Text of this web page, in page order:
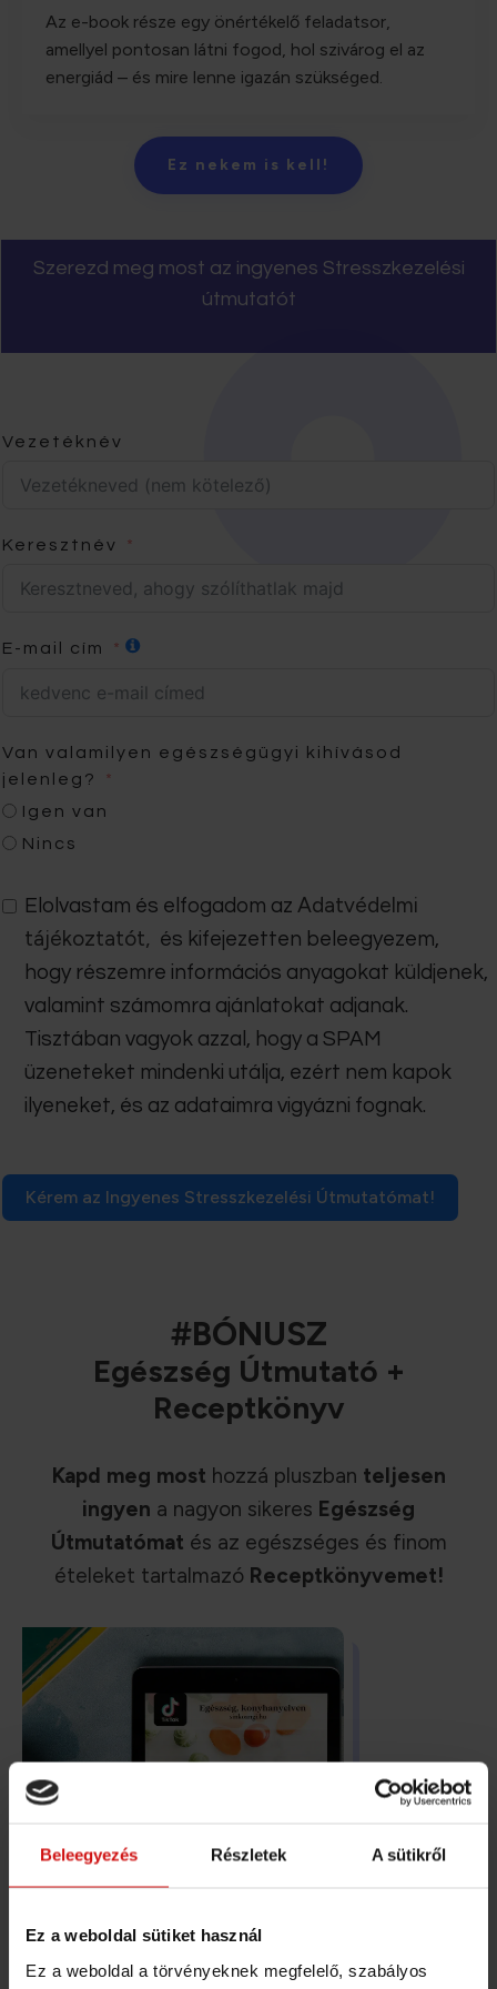
Beleegyezés Részletek A sütikről
Ez a weboldal sütiket használ
Ez a weboldal a törvényeknek megfelelő, szabályos
Az e-book része egy önértékelő feladatsor,
amellyel pontosan látni fogod, hol szivárog el az
energiád – és mire lenne igazán szükséged.
Ez nekem is kell!
Szerezd meg most az ingyenes Stresszkezelési
útmutatót
Vezetéknév
Keresztnév
E-mail cím
Van valamilyen egészségügyi kihívásod
jelenleg?
Igen van
Nincs
Elolvastam és elfogadom az Adatvédelmi
tájékoztatót, és kifejezetten beleegyezem,
hogy részemre információs anyagokat küldjenek,
valamint számomra ajánlatokat adjanak.
Tisztában vagyok azzal, hogy a SPAM
üzeneteket mindenki utálja, ezért nem kapok
ilyeneket, és az adataimra vigyázni fognak.
Kérem az Ingyenes Stresszkezelési Útmutatómat!
#BÓNUSZ
Egészség Útmutató +
Receptkönyv
Kapd meg most hozzá pluszban teljesen
ingyen a nagyon sikeres Egészség
Útmutatómat és az egészséges és finom
ételeket tartalmazó Receptkönyvemet!